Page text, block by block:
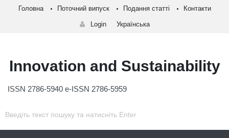
Головна Поточний випуск Подання статті Контакти
Login Українська
Innovation and Sustainability
ISSN 2786-5940 e-ISSN 2786-5959